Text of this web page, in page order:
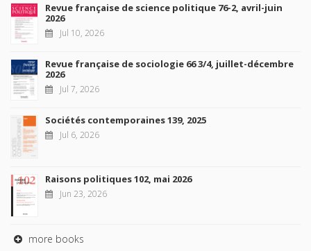
Revue française de science politique 76-2, avril-juin
2026
Jul 10, 2026
Revue française de sociologie 66 3/4, juillet-décembre
2026
Jul 7, 2026
Sociétés contemporaines 139, 2025
Jul 6, 2026
Raisons politiques 102, mai 2026
Jun 23, 2026
more books